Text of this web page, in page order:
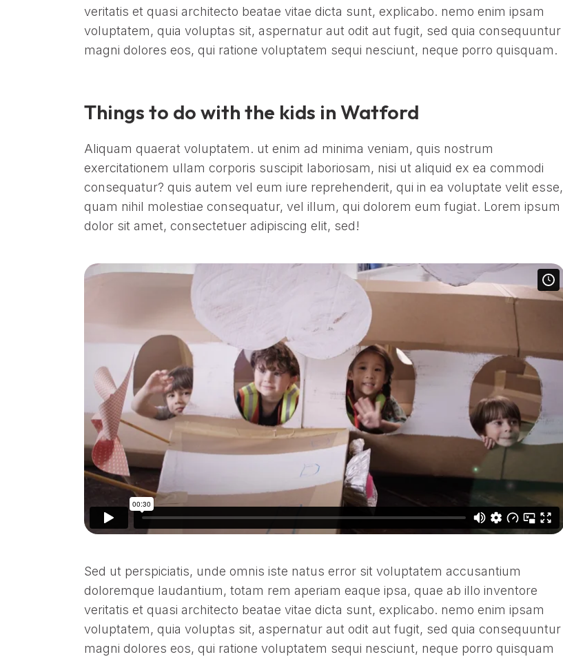
veritatis et quasi architecto beatae vitae dicta sunt, explicabo. nemo enim ipsam
voluptatem, quia voluptas sit, aspernatur aut odit aut fugit, sed quia consequuntur
magni dolores eos, qui ratione voluptatem sequi nesciunt, neque porro quisquam.
Things to do with the kids in Watford
Aliquam quaerat voluptatem. ut enim ad minima veniam, quis nostrum
exercitationem ullam corporis suscipit laboriosam, nisi ut aliquid ex ea commodi
consequatur? quis autem vel eum iure reprehenderit, qui in ea voluptate velit esse,
quam nihil molestiae consequatur, vel illum, qui dolorem eum fugiat. Lorem ipsum
dolor sit amet, consectetuer adipiscing elit, sed!
Sed ut perspiciatis, unde omnis iste natus error sit voluptatem accusantium
doloremque laudantium, totam rem aperiam eaque ipsa, quae ab illo inventore
veritatis et quasi architecto beatae vitae dicta sunt, explicabo. nemo enim ipsam
voluptatem, quia voluptas sit, aspernatur aut odit aut fugit, sed quia consequuntur
magni dolores eos, qui ratione voluptatem sequi nesciunt, neque porro quisquam